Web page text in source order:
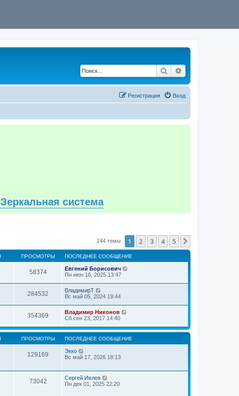
Поиск
Вход
Регистрация
система
144 темы 1 2 3 4 5
ПРОСМОТРЫ ПОСЛЕДНЕЕ СООБЩЕНИЕ
58374
Евгений Борисович
Пн июн 16, 2025 13:47
284532
ВладимирТ
Вс май 05, 2024 19:44
354369
Владимир Никонов
Сб сен 23, 2017 14:40
ПРОСМОТРЫ ПОСЛЕДНЕЕ СООБЩЕНИЕ
129169
Экко
Вс май 17, 2026 18:13
73042
Сергей Ивлев
Пн дек 01, 2025 22:20